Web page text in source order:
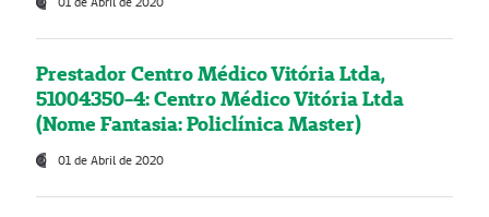
Prestador Centro Médico Vitória Ltda,
51004350-4: Centro Médico Vitória Ltda
(Nome Fantasia: Policlínica Master)
01 de Abril de 2020